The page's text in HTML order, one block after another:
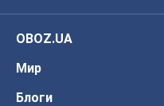
OBOZ.UA
Мир
Блоги